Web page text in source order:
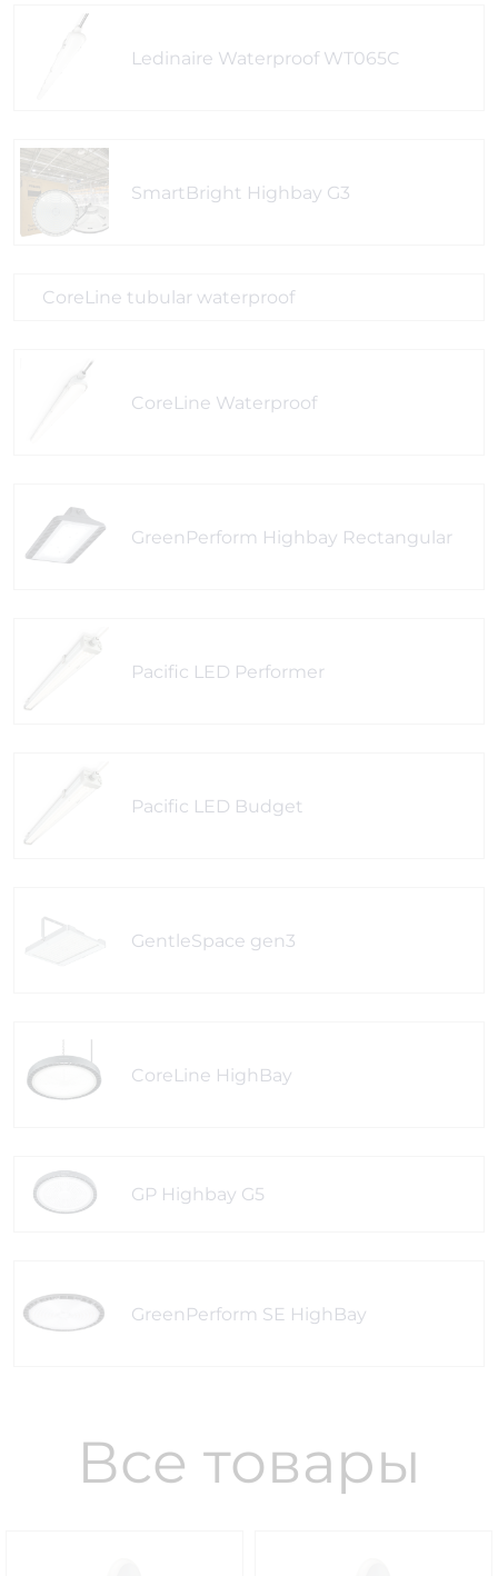
Ledinaire Waterproof WT065C
SmartBright Highbay G3
CoreLine tubular waterproof
CoreLine Waterproof
GreenPerform Highbay Rectangular
Pacific LED Performer
Pacific LED Budget
GentleSpace gen3
CoreLine HighBay
GP Highbay G5
GreenPerform SE HighBay
Все товары